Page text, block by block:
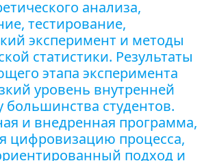
анализа,
тестирование,
эксперимент и методы
статистики. Результаты
этапа эксперимента
уровень внутренней
большинства студентов.
и внедренная программа,
цифровизацию процесса,
подход и